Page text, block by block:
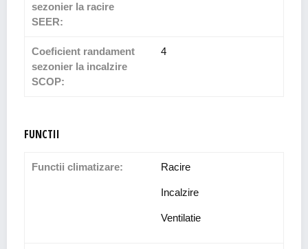
sezonier la racire
SEER:
Coeficient randament
sezonier la incalzire
SCOP:
4
FUNCTII
Functii climatizare: Racire
Incalzire
Ventilatie